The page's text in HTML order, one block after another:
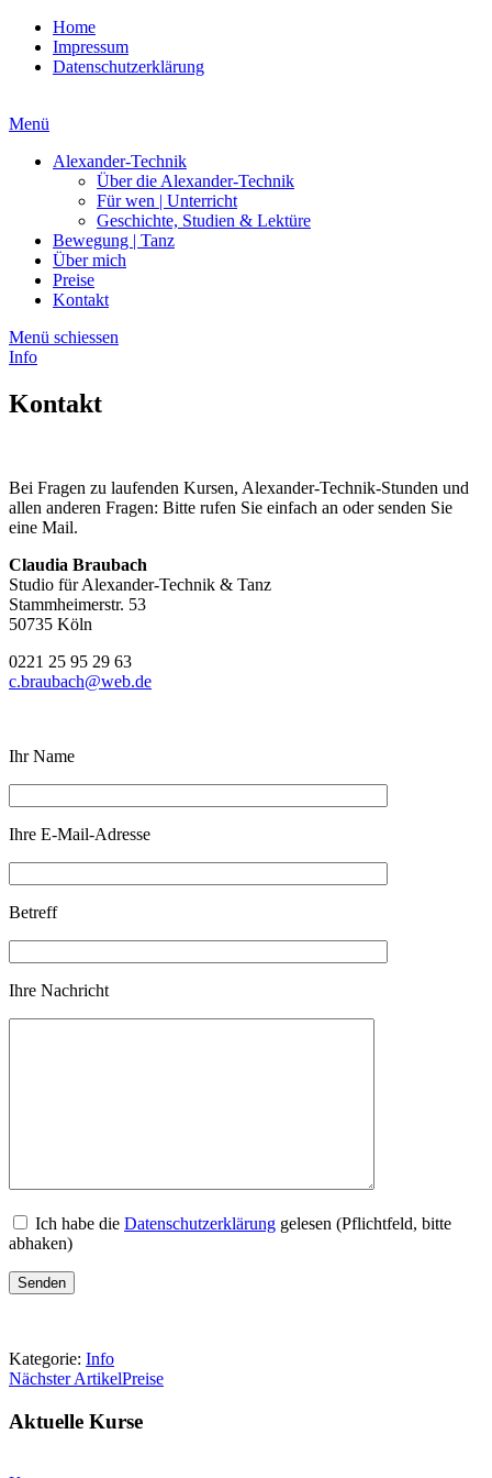
Home
Impressum
Datenschutzerklärung
Menü
Alexander-Technik
Über die Alexander-Technik
Für wen | Unterricht
Geschichte, Studien & Lektüre
Bewegung | Tanz
Über mich
Preise
Kontakt
Menü schiessen
Info
Kontakt
Bei Fragen zu laufenden Kursen, Alexander-Technik-Stunden und
allen anderen Fragen: Bitte rufen Sie einfach an oder senden Sie
eine Mail.
Claudia Braubach
Studio für Alexander-Technik & Tanz
Stammheimerstr. 53
50735 Köln
0221 25 95 29 63
c.braubach@web.de
Ihr Name
Ihre E-Mail-Adresse
Betreff
Ihre Nachricht
Ich habe die Datenschutzerklärung gelesen (Pflichtfeld, bitte
abhaken)
Kategorie: Info
Nächster ArtikelPreise
Aktuelle Kurse